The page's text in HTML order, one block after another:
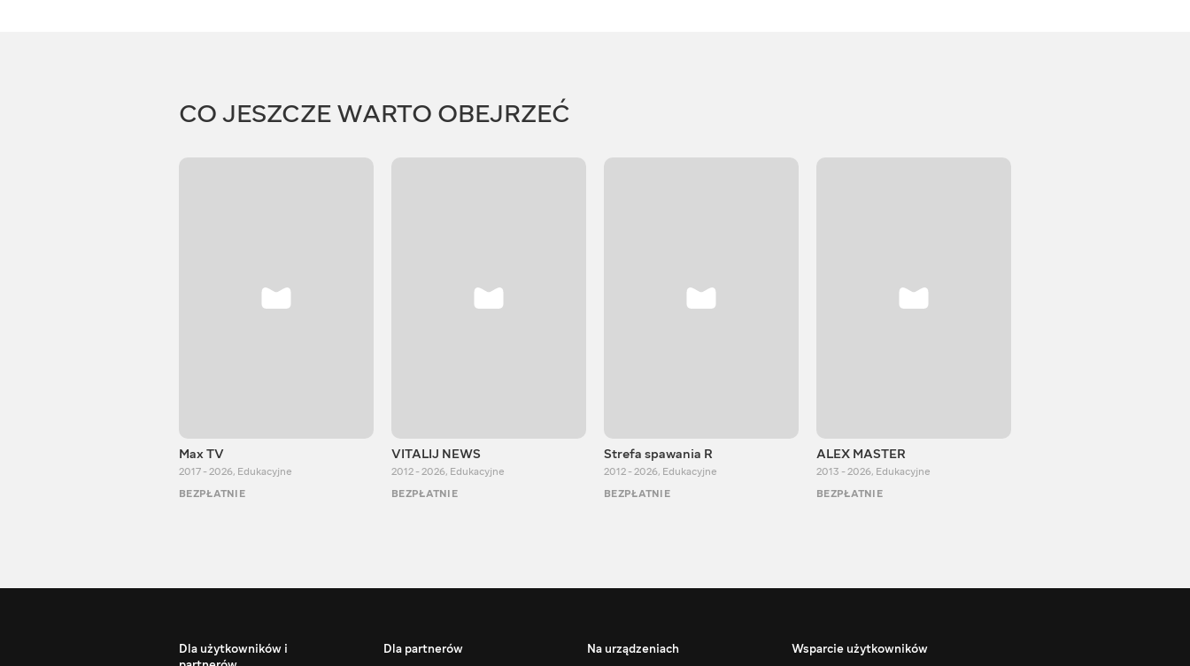
CO JESZCZE WARTO OBEJRZEĆ
Max TV
2017 - 2026, Edukacyjne
BEZPŁATNIE
VITALIJ NEWS
2012 - 2026, Edukacyjne
BEZPŁATNIE
Strefa spawania R
2012 - 2026, Edukacyjne
BEZPŁATNIE
ALEX MASTER
2013 - 2026, Edukacyjne
BEZPŁATNIE
Dla użytkowników i
Dla partnerów Na urządzeniach Wsparcie użytkowników